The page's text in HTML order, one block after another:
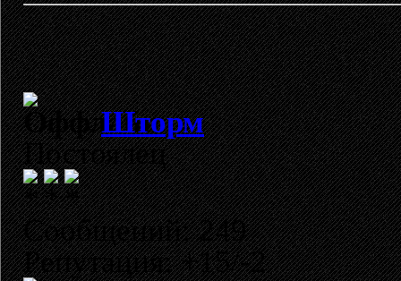
Шторм
Постоялец
Сообщений: 249
Репутация: +15/-2